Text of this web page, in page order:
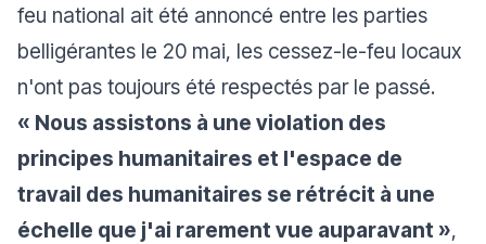
feu national ait été annoncé entre les parties
belligérantes le 20 mai, les cessez-le-feu locaux
n'ont pas toujours été respectés par le passé.
« Nous assistons à une violation des
principes humanitaires et l'espace de
travail des humanitaires se rétrécit à une
échelle que j'ai rarement vue auparavant »,